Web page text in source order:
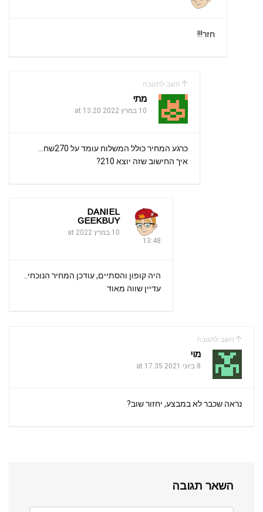
חזר!!!
השב לתגובה
מתי
10 במרץ 2022 at 13:20
כרגע המחיר כולל המשלוח עומד על 270שח…
איך החישוב שזה יוצא 210?
DANIEL
GEEKBUY
10 במרץ 2022 at
13:48
היה קופון והסתיים, עודכן המחיר הנוכחי..
עדיין שווה מאוד
השב לתגובה
מוי
8 ביוני 2021 at 17:35
נראה שכבר לא במבצע, יחזור שוב?
השאר תגובה